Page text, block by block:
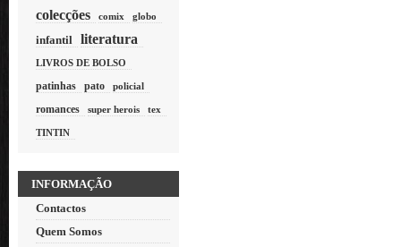
colecções comix globo
infantil literatura
LIVROS DE BOLSO
patinhas pato policial
romances super herois tex
TINTIN
INFORMAÇÃO
Contactos
Quem Somos